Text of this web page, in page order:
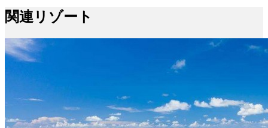
関連リゾート